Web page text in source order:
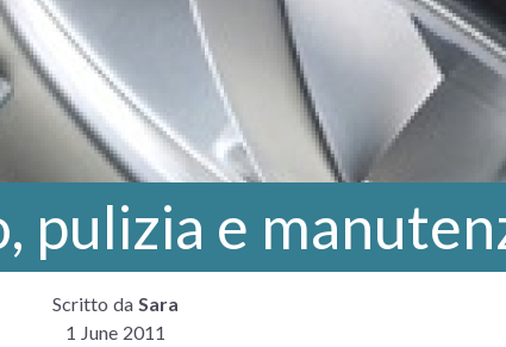
pulizia e
Scritto da Sara
1 June 2011